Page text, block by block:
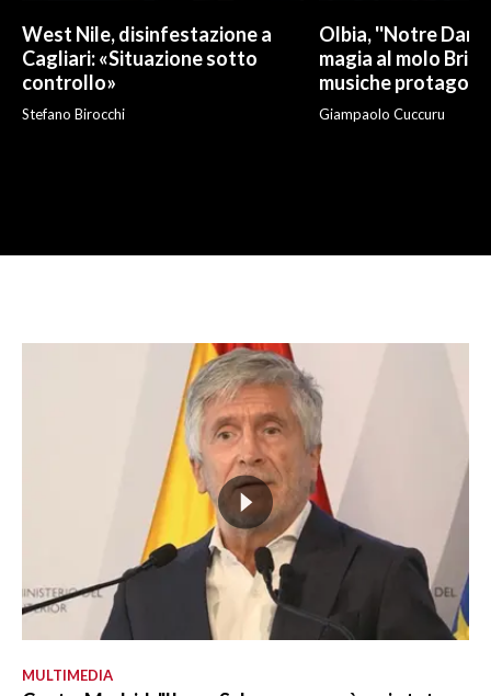
West Nile, disinfestazione a
Cagliari: «Situazione sotto
controllo»
Stefano Birocchi
Olbia, ''Notre
magia al molo Brin:
musiche
Giampaolo Cuccuru
MULTIMEDIA